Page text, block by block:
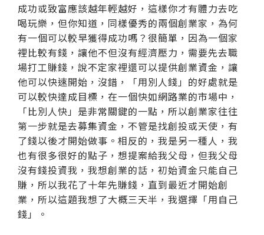
成功或致富應該越年輕越好，這樣你才有體力去吃
喝玩樂，但你知道，同樣優秀的兩個創業家，為何
有一個可以較早獲得成功嗎？很簡單，因為一個家
裡比較有錢，讓他不但沒有經濟壓力，需要先去職
場打工賺錢，說不定家裡還可以提供創業資金，讓
他可以快速開始，沒錯，「用別人錢」的好處就是
可以較快達成目標，在一個快如網路業的市場中，
「比別人快」是非常關鍵的一點，所以創業家往往
第一步就是去募集資金，不管是找創投或天使，有
了錢以後才開始做事。相反的，我是另一種人，我
也有很多很好的點子，想提案給我父母，但我父母
沒有錢投資我，我想創業的話，初始資金只能自己
賺，所以我花了十年先賺錢，直到最近才開始創
業，所以這題我想了大概三天半，我選擇「用自己
錢」。